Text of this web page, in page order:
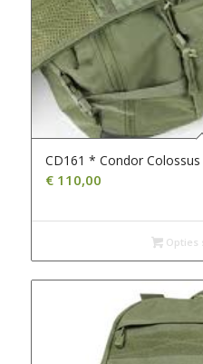
CD161 * Condor
€110,00
Opties